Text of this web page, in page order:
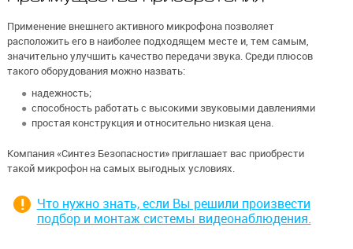
Применение внешнего активного микрофона позволяет
расположить его в наиболее подходящем месте и, тем самым,
значительно улучшить качество передачи звука. Среди плюсов
такого оборудования можно назвать:
надежность;
способность работать с высокими звуковыми давлениями
простая конструкция и относительно низкая цена.
Компания «Синтез Безопасности» приглашает вас приобрести
такой микрофон на самых выгодных условиях.
Что нужно знать, если Вы решили произвести
подбор и монтаж системы видеонаблюдения.